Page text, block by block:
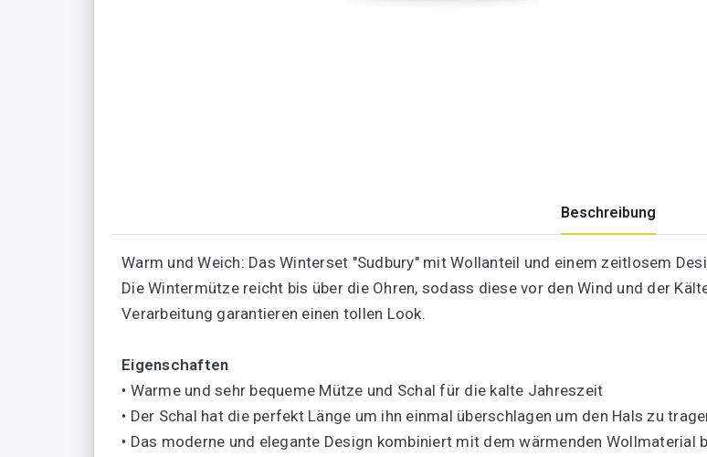
Beschreibung
Warm und Weich: Das Winterset "Sudbury" mit Wollanteil und einem zeitlosem
Die Wintermütze reicht bis über die Ohren, sodass diese vor den Wind und der
Verarbeitung garantieren einen tollen Look.
Eigenschaften
• Warme und sehr bequeme Mütze und Schal für die kalte Jahreszeit
• Der Schal hat die perfekt Länge um ihn einmal überschlagen um den Hals zu
• Das moderne und elegante Design kombiniert mit dem wärmenden